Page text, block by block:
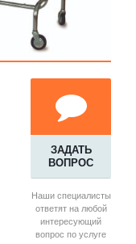
ЗАДАТЬ
ВОПРОС
Наши специалисты
ответят на любой
интересующий
вопрос по услуге